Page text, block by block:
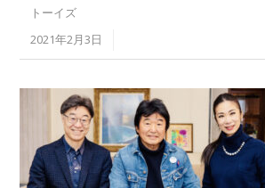
トーイズ
2021年2月3日